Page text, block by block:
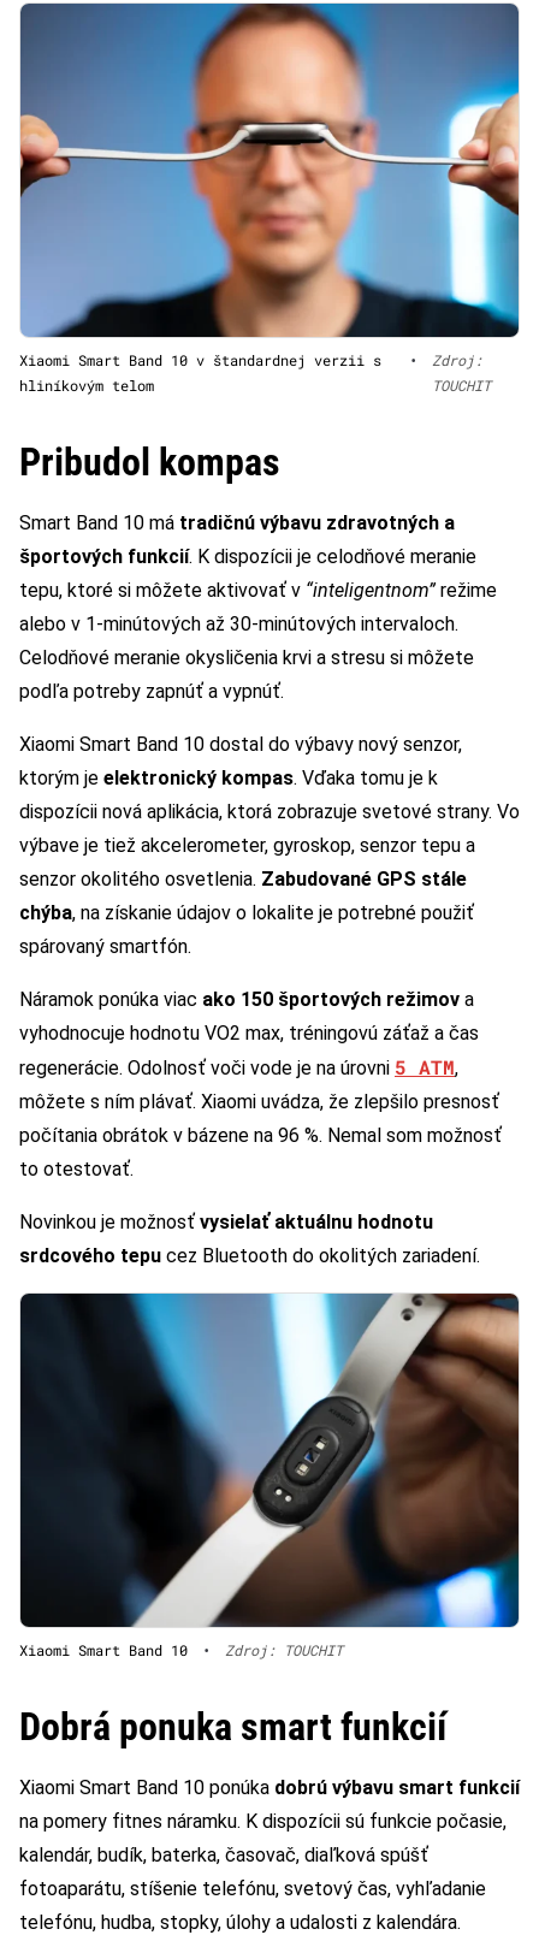
Xiaomi Smart Band 10 v štandardnej verzii s
hliníkovým telom
•
Zdroj:
TOUCHIT
Pribudol kompas
Smart Band 10 má tradičnú výbavu zdravotných a
športových funkcií. K dispozícii je celodňové meranie
tepu, ktoré si môžete aktivovať v “inteligentnom”režime
alebo v 1-minútových až 30-minútových intervaloch.
Celodňové meranie okysličenia krvi a stresu si môžete
podľa potreby zapnúť a vypnúť.
Xiaomi Smart Band 10 dostal do výbavy nový senzor,
ktorým je elektronický kompas. Vďaka tomu je k
dispozícii nová aplikácia, ktorá zobrazuje svetové strany. Vo
výbave je tiež akcelerometer, gyroskop, senzor tepu a
senzor okolitého osvetlenia. Zabudované GPS stále
chýba, na získanie údajov o lokalite je potrebné použiť
spárovaný smartfón.
Náramok ponúka viac ako 150 športových režimov a
vyhodnocuje hodnotu VO2 max, tréningovú záťaž a čas
regenerácie. Odolnosť voči vode je na úrovni 5 ATM,
môžete s ním plávať. Xiaomi uvádza, že zlepšilo presnosť
počítania obrátok v bázene na 96 %. Nemal som možnosť
to otestovať.
Novinkou je možnosť vysielať aktuálnu hodnotu
srdcového tepu cez Bluetooth do okolitých zariadení.
Xiaomi Smart Band 10 • Zdroj: TOUCHIT
Dobrá ponuka smart funkcií
Xiaomi Smart Band 10 ponúka dobrú výbavu smart funkcií
na pomery fitnes náramku. K dispozícii sú funkcie počasie,
kalendár, budík, baterka, časovač, diaľková spúšť
fotoaparátu, stíšenie telefónu, svetový čas, vyhľadanie
telefónu, hudba, stopky, úlohy a udalosti z kalendára.